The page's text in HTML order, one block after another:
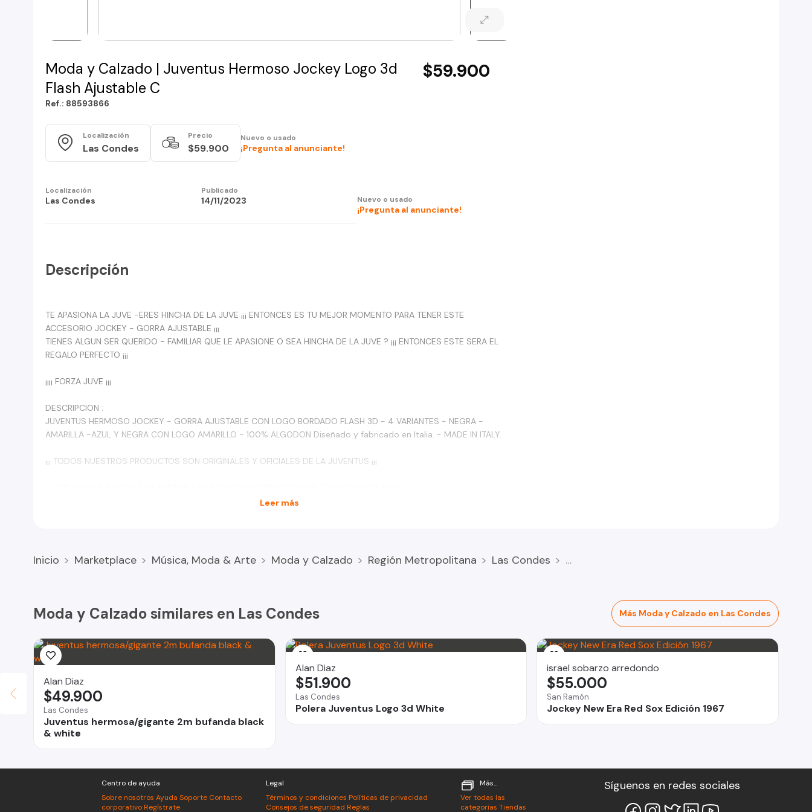
Moda y Calzado | Juventus Hermoso Jockey Logo 3d
Flash Ajustable C
$59.900
Ref.: 88593866
Localización
Las Condes
Precio
$59.900
Nuevo o usado
¡Pregunta al anunciante!
Localización
Las Condes
Publicado
14/11/2023 Nuevo o usado
¡Pregunta al anunciante!
Descripción
TE APASIONA LA JUVE -ERES HINCHA DE LA JUVE ¡¡¡ ENTONCES ES TU MEJOR MOMENTO PARA TENER ESTE
ACCESORIO JOCKEY - GORRA AJUSTABLE ¡¡¡
TIENES ALGUN SER QUERIDO - FAMILIAR QUE LE APASIONE O SEA HINCHA DE LA JUVE ? ¡¡¡ ENTONCES ESTE SERA EL
REGALO PERFECTO ¡¡¡
¡¡¡¡ FORZA JUVE ¡¡¡
DESCRIPCION :
JUVENTUS HERMOSO JOCKEY - GORRA AJUSTABLE CON LOGO BORDADO FLASH 3D - 4 VARIANTES - NEGRA -
AMARILLA -AZUL Y NEGRA CON LOGO AMARILLO - 100% ALGODON Diseñado y fabricado en Italia. - MADE IN ITALY.
¡¡¡ TODOS NUESTROS PRODUCTOS SON ORIGINALES Y OFICIALES DE LA JUVENTUS ¡¡¡
Leer más
Inicio Marketplace Música, Moda & Arte Moda y Calzado Región Metropolitana Las Condes
Moda y Calzado similares en Las Condes Más Moda y Calzado en Las Condes
Alan Diaz
Las Condes
Juventus hermosa/gigante 2m bufanda black
& white
$49.900
Alan Diaz
Las Condes
Polera Juventus Logo 3d White
$51.900
israel sobarzo arredondo
San Ramón
Jockey New Era Red Sox Edición 1967
$55.000
Centro de ayuda
Sobre nosotros Ayuda Soporte Contacto
corporativo Regístrate
Legal
Términos y condiciones Políticas de privacidad
Consejos de seguridad Reglas
Más...
Ver todas las
categorías Tiendas
Síguenos en redes sociales